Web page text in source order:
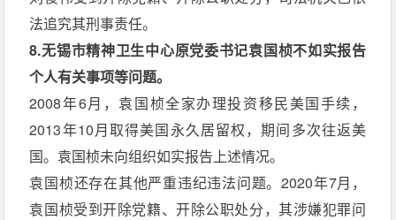
法追究其刑事责任。
8.无锡市精神卫生中心原党委书记袁国桢不如实报告
个人有关事项等问题。
2008年6月，袁国桢全家办理投资移民美国手续，
2013年10月取得美国永久居留权，期间多次往返美
国。袁国桢未向组织如实报告上述情况。
袁国桢还存在其他严重违纪违法问题。2020年7月，
袁国桢受到开除党籍、开除公职处分，其涉嫌犯罪问